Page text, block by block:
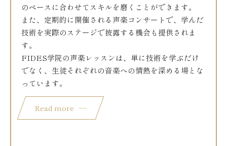
のペースに合わせてスキルを磨くことができます。
また、定期的に開催される声楽コンサートで、学んだ
技術を実際のステージで披露する機会も提供されま
す。
FIDES学院の声楽レッスンは、単に技術を学ぶだけ
でなく、生徒それぞれの音楽への情熱を深める場とな
っています。
Read more